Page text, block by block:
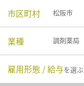
市区町村 松阪市
業種 調剤薬局
雇用形態 / 給与を選ぶ